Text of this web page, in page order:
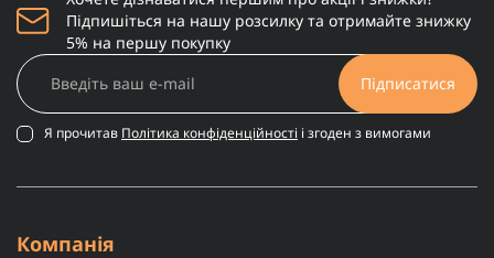
Підпишіться на нашу розсилку та отримайте знижку
5% на першу покупку
Підписатися
Я прочитав Політика конфіденційності і згоден з вимогами
Компанія